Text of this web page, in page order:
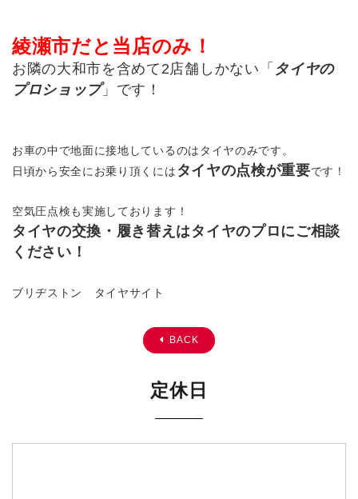
綾瀬市だと当店のみ！
お隣の大和市を含めて2店舗しかない「 タイヤの
プロショップ」です！
お車の中で地面に接地しているのはタイヤのみです。
日頃から安全にお乗り頂くには タイヤの点検が重要です！
空気圧点検も実施しております！
タイヤの交換・履き替えはタイヤのプロにご相談
ください！
ブリヂストン タイヤサイト
BACK
定休日